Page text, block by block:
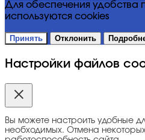
Для обеспечения удобства
используются cookies
Принять Отклонить
Настройки файлов
Вы можете настроить удобные
необходимых. Отмена